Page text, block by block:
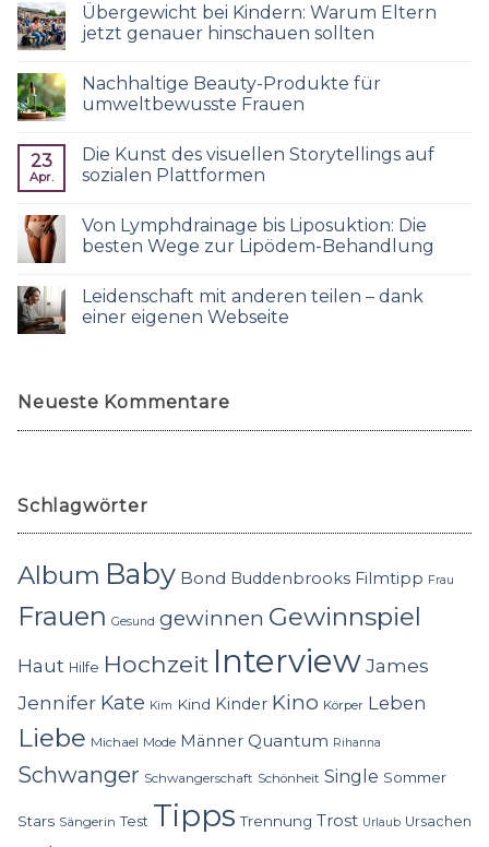
Übergewicht bei Kindern: Warum Eltern
jetzt genauer hinschauen sollten
Nachhaltige Beauty-Produkte für
umweltbewusste Frauen
23
Apr.
Die Kunst des visuellen Storytellings auf
sozialen Plattformen
Von Lymphdrainage bis Liposuktion: Die
besten Wege zur Lipödem-Behandlung
Leidenschaft mit anderen teilen – dank
einer eigenen Webseite
Neueste Kommentare
Schlagwörter
Album Baby Bond Buddenbrooks Filmtipp Frau
Frauen Gesund gewinnen Gewinnspiel
Haut Hilfe Hochzeit InterviewJames
Jennifer Kate Kim Kind Kinder Kino Körper Leben
Liebe Michael Mode Männer Quantum Rihanna
Schwanger Schwangerschaft Schönheit Single Sommer
Stars Sängerin Test Tipps Trennung Trost Urlaub Ursachen